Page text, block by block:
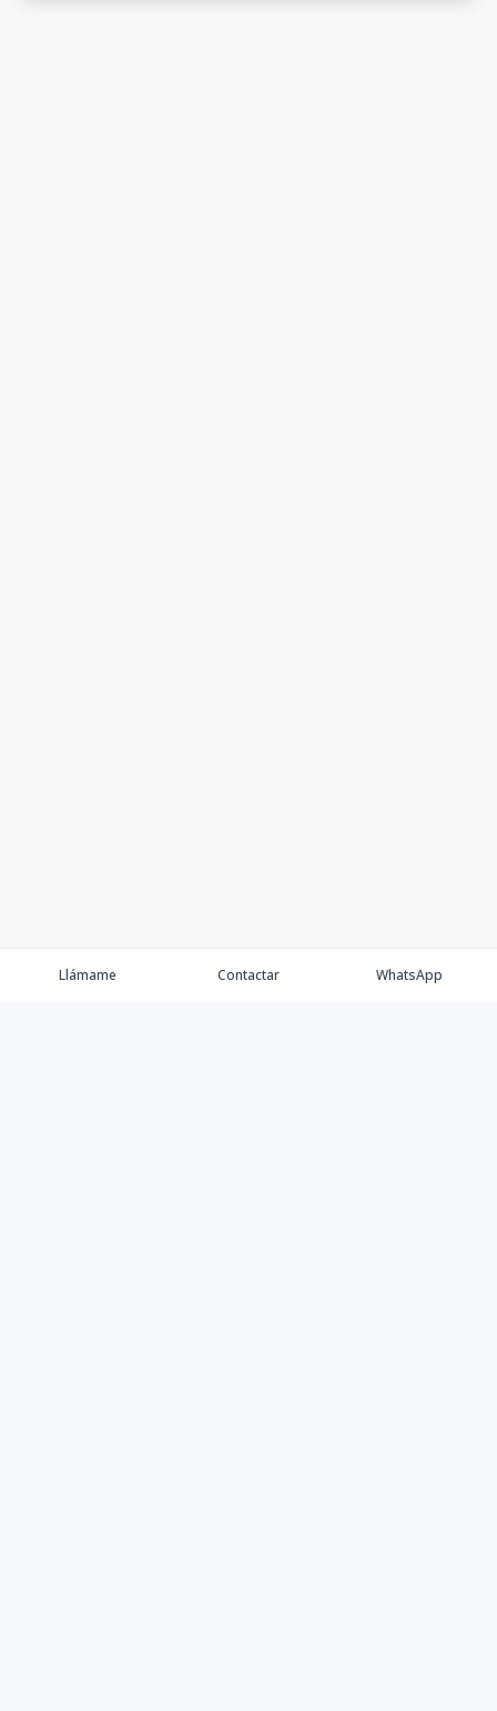
Llámame Contactar WhatsApp